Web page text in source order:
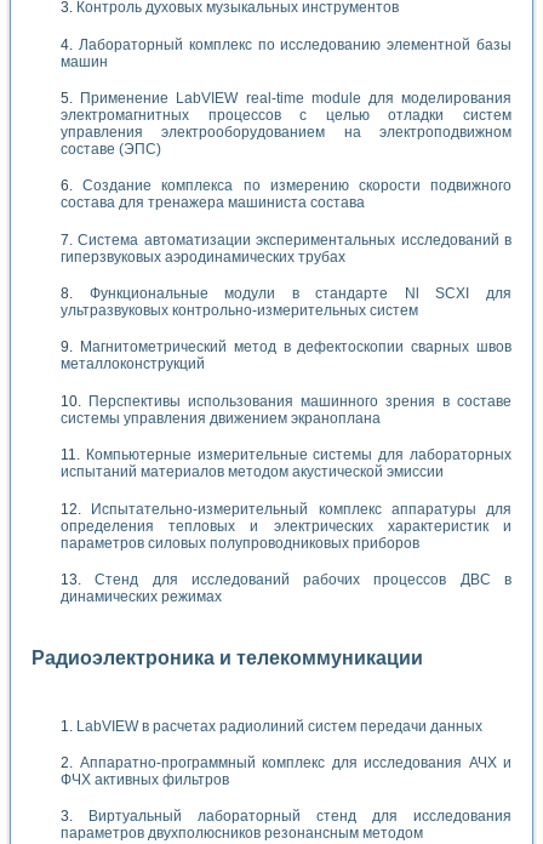
Контроль духовых музыкальных инструментов
Лабораторный комплекс по исследованию элементной базы
машин
Применение LabVIEW real-time module для моделирования
электромагнитных процессов с целью отладки систем
управления электрооборудованием на электроподвижном
составе (ЭПС)
Создание комплекса по измерению скорости подвижного
состава для тренажера машиниста состава
Система автоматизации экспериментальных исследований в
гиперзвуковых аэродинамических трубах
Функциональные модули в стандарте Nl SCXI для
ультразвуковых контрольно-измерительных систем
Магнитометрический метод в дефектоскопии сварных швов
металлоконструкций
Перспективы использования машинного зрения в составе
системы управления движением экраноплана
Компьютерные измерительные системы для лабораторных
испытаний материалов методом акустической эмиссии
Испытательно-измерительный комплекс аппаратуры для
определения тепловых и электрических характеристик и
параметров силовых полупроводниковых приборов
Стенд для исследований рабочих процессов ДВС в
динамических режимах
Радиоэлектроника и телекоммуникации
LabVIEW в расчетах радиолиний систем передачи данных
Аппаратно-программный комплекс для исследования АЧХ и
ФЧХ активных фильтров
Виртуальный лабораторный стенд для исследования
параметров двухполюсников резонансным методом